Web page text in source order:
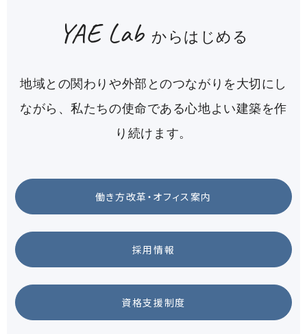
YAE Lab からはじめる
地域との関わりや外部とのつながりを大切にし
ながら、私たちの使命である心地よい建築を作
り続けます。
働き方改革・オフィス案内
採用情報
資格支援制度